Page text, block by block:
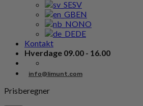
SV
EN
NO
DE
Kontakt
Hverdage 09.00 - 16.00
info@limunt.com
Prisberegner